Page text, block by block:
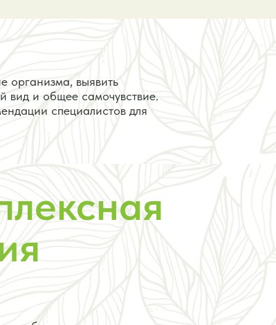
организма, выявить
вид и общее самочувствие.
специалистов для